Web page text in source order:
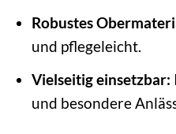
Robustes
und pflegeleicht.
Vielseitig einsetzbar:
und besondere